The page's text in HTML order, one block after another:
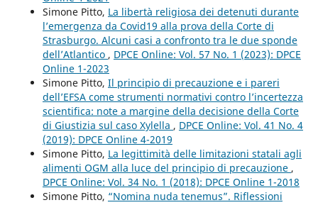
Simone Pitto, La libertà religiosa dei detenuti durante
l’emergenza da Covid19 alla prova della Corte di
Strasburgo. Alcuni casi a confronto tra le due sponde
dell’Atlantico , DPCE Online: Vol. 57 No. 1 (2023): DPCE
Online 1-2023
Simone Pitto, Il principio di precauzione e i pareri
dell’EFSA come strumenti normativi contro l’incertezza
scientifica: note a margine della decisione della Corte
di Giustizia sul caso Xylella , DPCE Online: Vol. 41 No. 4
(2019): DPCE Online 4-2019
Simone Pitto, La legittimità delle limitazioni statali agli
alimenti OGM alla luce del principio di precauzione ,
DPCE Online: Vol. 34 No. 1 (2018): DPCE Online 1-2018
Simone Pitto, “Nomina nuda tenemus”. Riflessioni